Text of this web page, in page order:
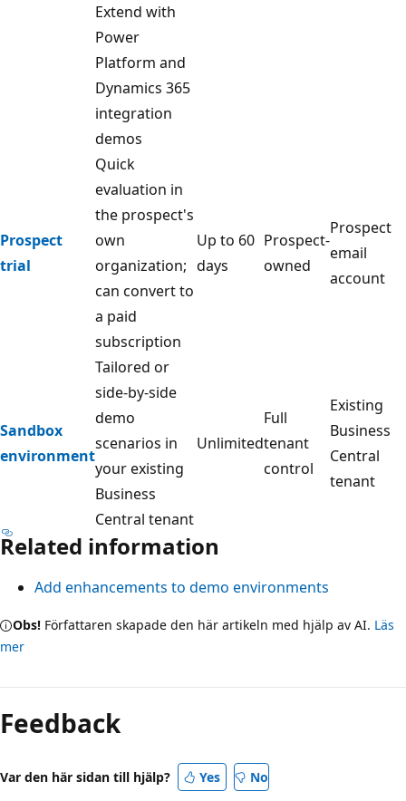
Extend with
Power
Platform and
Dynamics 365
integration
demos
Prospect
trial
Quick
evaluation in
the prospect's
own
organization;
can convert to
a paid
subscription
Up to 60
days
Prospect-
owned
Prospect
email
account
Sandbox
environment
Tailored or
side-by-side
demo
scenarios in
your existing
Business
Central tenant
Unlimited
Full
tenant
control
Existing
Business
Central
tenant
Related information
Add enhancements to demo environments
Obs! Författaren skapade den här artikeln med hjälp av AI. Läs
mer
inaktiverat
Feedback
Var den här sidan till hjälp? Yes No